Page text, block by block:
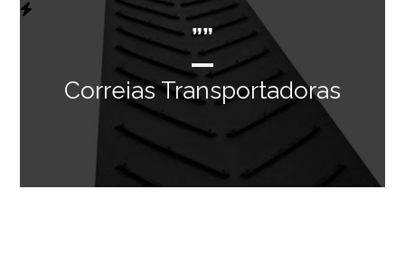
””
Correias Transportadoras